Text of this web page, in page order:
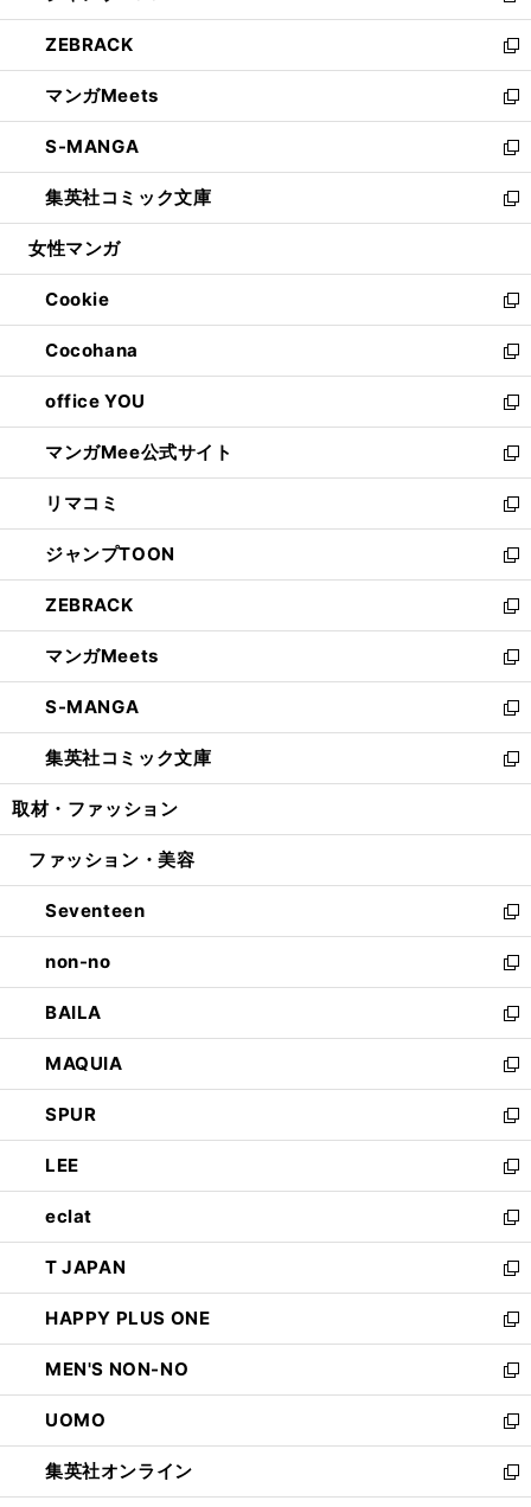
開
く
ウ
で
開
く
ン
ド
ウ
で
開
く
ウ
ィ
ン
ド
ウ
で
開
く
し
い
ウ
ィ
ン
ド
ウ
で
開
ZEBRACK
新
し
い
ウ
ィ
ン
ド
ウ
開
く
マンガMeets
新
し
い
ウ
ィ
ン
ウ
で
開
く
S-MANGA
新
し
い
ウ
ン
ド
ウ
で
開
く
集英社コミック文庫
新
し
ウ
ィ
ン
ド
ウ
で
開
く
女性マンガ
Cookie
新
し
い
ウ
ィ
ン
ド
ウ
で
開
く
Cocohana
新
し
い
ウ
ィ
ン
ド
ウ
で
開
く
office YOU
新
し
い
ウ
ィ
ン
ド
ウ
で
開
く
マンガMee公式サイト
新
し
い
ウ
ィ
ン
ド
ウ
で
開
く
リマコミ
新
し
い
ウ
ィ
ン
ド
ウ
で
開
く
ジャンプTOON
新
し
い
ウ
ィ
ン
ド
ウ
で
開
ZEBRACK
新
し
い
ウ
ィ
ン
ド
ウ
開
マンガMeets
新
し
い
ウ
ィ
ン
ウ
開
く
S-MANGA
新
し
い
ウ
ン
ウ
で
開
く
集英社コミック文庫
新
し
ウ
ン
ド
ウ
で
開
く
取材・ファッション
ファッション・美容
Seventeen
新
し
い
ウ
ィ
ン
ド
ウ
で
開
く
non-no
新
し
い
ウ
ィ
ン
ド
ウ
で
開
く
BAILA
新
し
い
ウ
ィ
ン
ド
ウ
で
開
く
MAQUIA
新
し
い
ウ
ィ
ン
ド
ウ
で
開
く
SPUR
新
し
い
ウ
ィ
ン
ド
ウ
で
開
く
LEE
新
し
い
ウ
ィ
ン
ド
ウ
で
開
く
eclat
新
し
い
ウ
ィ
ン
ド
ウ
で
開
く
T JAPAN
新
し
い
ウ
ィ
ン
ド
ウ
で
開
HAPPY PLUS ONE
新
し
い
ウ
ィ
ン
ド
ウ
MEN'S NON-NO
新
し
い
ウ
ィ
ン
UOMO
新
し
い
ウ
集英社オンライン
新
し